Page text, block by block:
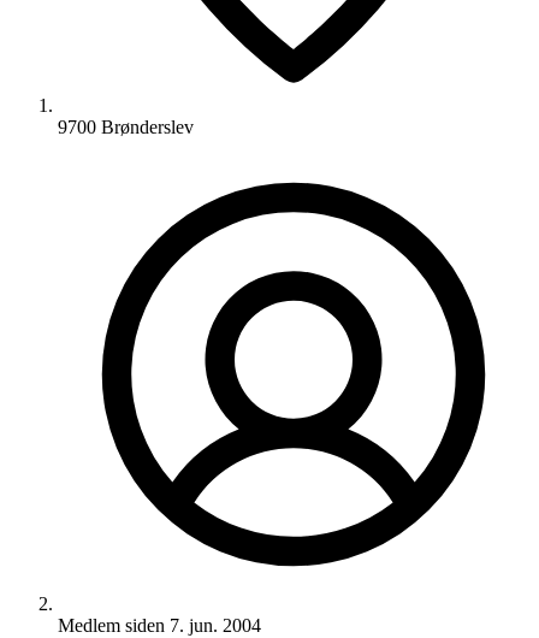
9700 Brønderslev
Medlem siden 7. jun. 2004